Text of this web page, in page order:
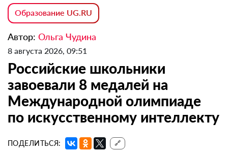
Образование UG.RU
Автор: Ольга Чудина
8 августа 2026, 09:51
Российские школьники
завоевали 8 медалей на
Международной олимпиаде
по искусственному интеллекту
ПОДЕЛИТЬСЯ: 🔗